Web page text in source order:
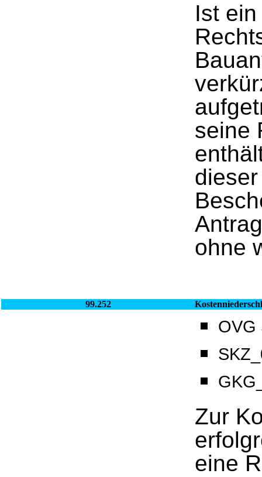
Ist
seine
ohne
99.252
OVG
Zur
eine